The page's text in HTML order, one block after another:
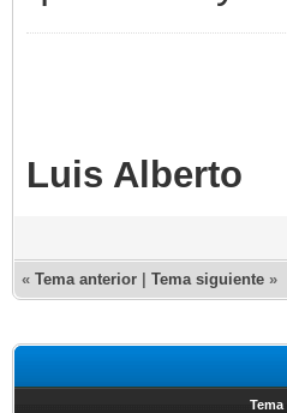
Luis Alberto
« Tema anterior | Tema siguiente »
Tema